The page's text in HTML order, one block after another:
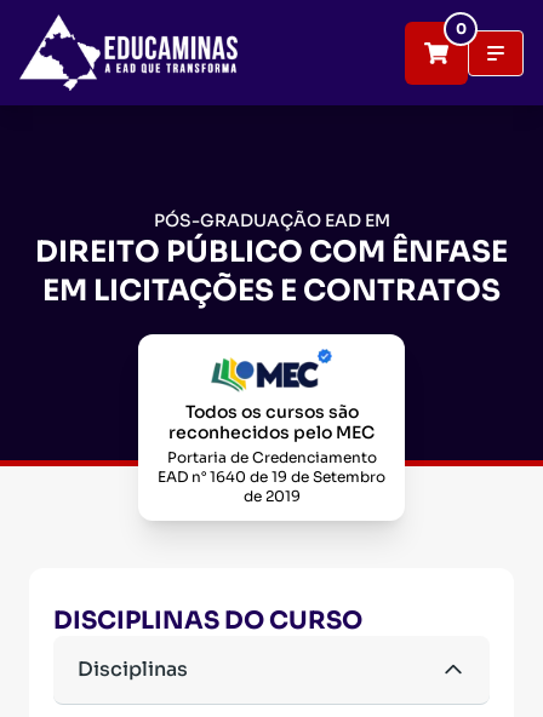
0
PÓS-GRADUAÇÃO EAD EM
DIREITO PÚBLICO COM ÊNFASE
EM LICITAÇÕES E CONTRATOS
Todos os cursos são
reconhecidos pelo MEC
Portaria de Credenciamento
EAD n° 1640 de 19 de Setembro
de 2019
DISCIPLINAS DO CURSO
Disciplinas